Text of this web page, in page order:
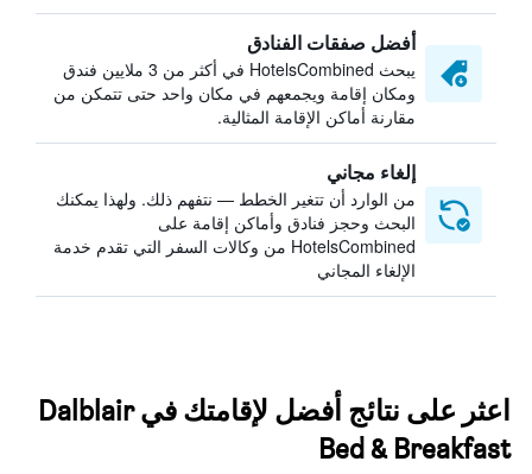
أفضل صفقات الفنادق
يبحث HotelsCombined في أكثر من 3 ملايين فندق
ومكان إقامة ويجمعهم في مكان واحد حتى تتمكن من
مقارنة أماكن الإقامة المثالية.
إلغاء مجاني
من الوارد أن تتغير الخطط — نتفهم ذلك. ولهذا يمكنك
البحث وحجز فنادق وأماكن إقامة على
HotelsCombined من وكالات السفر التي تقدم خدمة
الإلغاء المجاني
اعثر على نتائج أفضل لإقامتك في Dalblair
Bed & Breakfast